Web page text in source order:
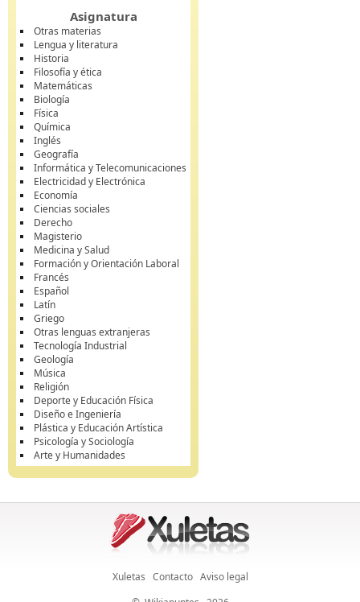
Asignatura
Otras materias
Lengua y literatura
Historia
Filosofía y ética
Matemáticas
Biología
Física
Química
Inglés
Geografía
Informática y Telecomunicaciones
Electricidad y Electrónica
Economía
Ciencias sociales
Derecho
Magisterio
Medicina y Salud
Formación y Orientación Laboral
Francés
Español
Latín
Griego
Otras lenguas extranjeras
Tecnología Industrial
Geología
Música
Religión
Deporte y Educación Física
Diseño e Ingeniería
Plástica y Educación Artística
Psicología y Sociología
Arte y Humanidades
Xuletas Contacto Aviso legal